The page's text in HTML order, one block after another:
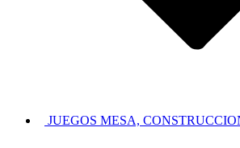
JUEGOS MESA,